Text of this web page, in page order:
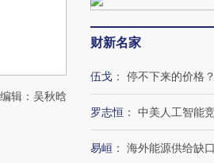
辑：吴秋晗
财新名家
伍戈 ： 停不下来的价格？
罗志恒 ： 中美人工智能
易峘 ： 海外能源供给缺